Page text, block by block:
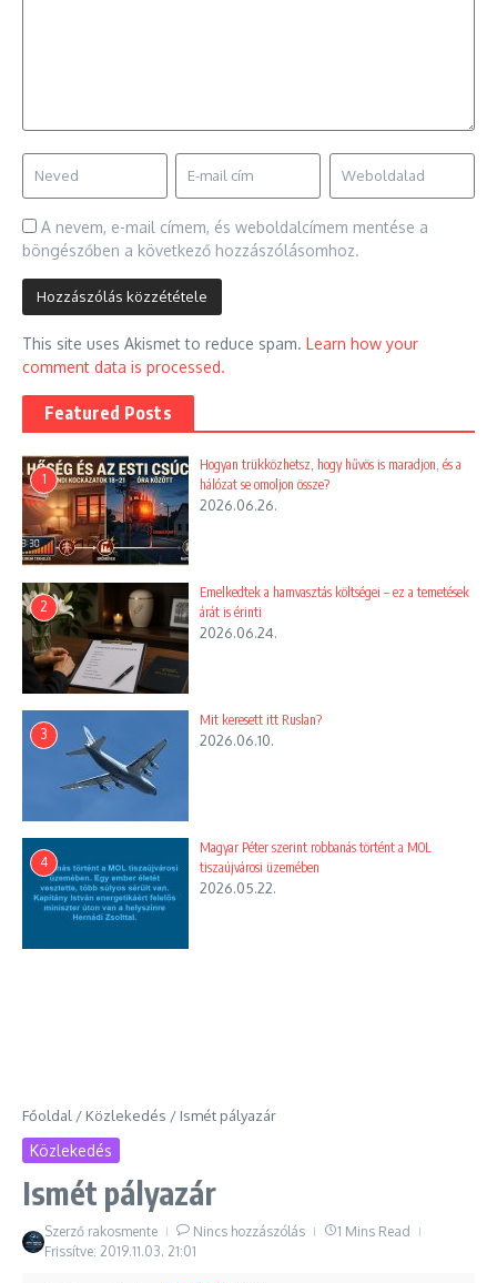
A nevem, e-mail címem, és weboldalcímem mentése a
böngészőben a következő hozzászólásomhoz.
This site uses Akismet to reduce spam. Learn how your
comment data is processed.
Featured Posts
1
Hogyan trükközhetsz, hogy hűvös is maradjon, és a
hálózat se omoljon össze?
2026.06.26.
2
Emelkedtek a hamvasztás költségei – ez a temetések
árát is érinti
2026.06.24.
3
Mit keresett itt Ruslan?
2026.06.10.
4
Magyar Péter szerint robbanás történt a MOL
tiszaújvárosi üzemében
2026.05.22.
Főoldal / Közlekedés / Ismét pályazár
Közlekedés
Ismét pályazár
Szerző rakosmente Nincs hozzászólás
1 Mins Read
Frissítve: 2019.11.03. 21:01